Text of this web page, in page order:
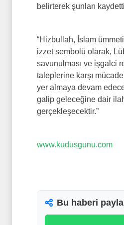
belirterek şunları
“Hizbullah, İslam
izzet sembolü olarak,
savunulması ve işgalci
taleplerine karşı
yer almaya devam
galip geleceğine dair
gerçekleşecektir.”
www.kudusgunu.com
Bu haberi